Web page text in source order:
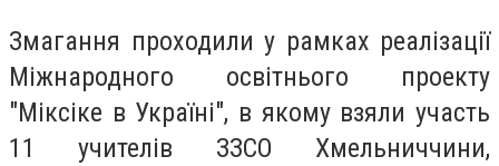
Змагання проходили у рамках реалізації
Міжнародного освітнього проекту
"Міксіке в Україні", в якому взяли участь
11 учителів ЗЗСО Хмельниччини,